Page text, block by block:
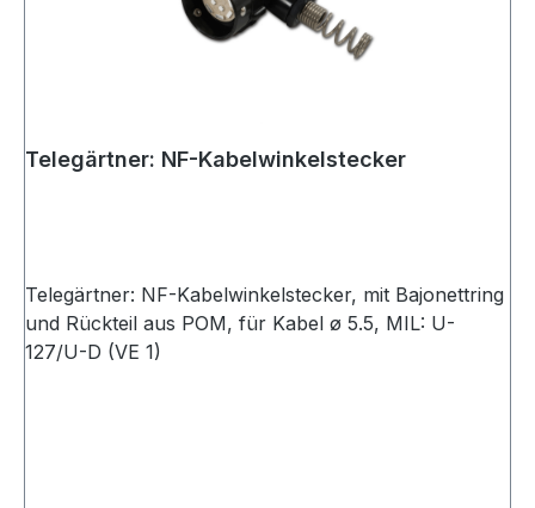
Telegärtner: NF-Kabelwinkelstecker
Telegärtner: NF-Kabelwinkelstecker, mit Bajonettring
und Rückteil aus POM, für Kabel ø 5.5, MIL: U-
127/U-D (VE 1)